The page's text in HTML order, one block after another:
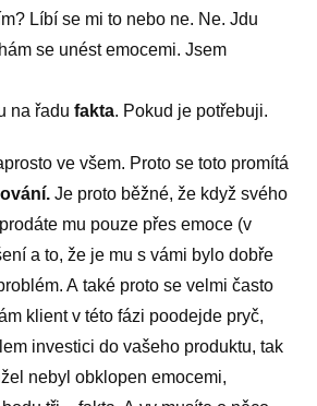
Líbí se mi to nebo ne. Ne. Jdu
se unést emocemi. Jsem
na řadufakta. Pokud je potřebuji.
ve všem. Proto se toto promítá
Je proto běžné, že když svého
mu pouze přes emoce (v
a to, že je mu s vámi bylo dobře
A také proto se velmi často
klient v této fázi poodejde pryč,
investici do vašeho produktu, tak
nebyl obklopen emocemi,